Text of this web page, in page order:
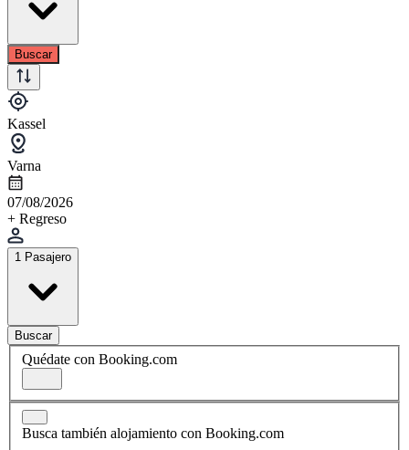
Buscar
Kassel
Varna
07/08/2026
+ Regreso
1 Pasajero
Buscar
Quédate con Booking.com
Busca también alojamiento con Booking.com